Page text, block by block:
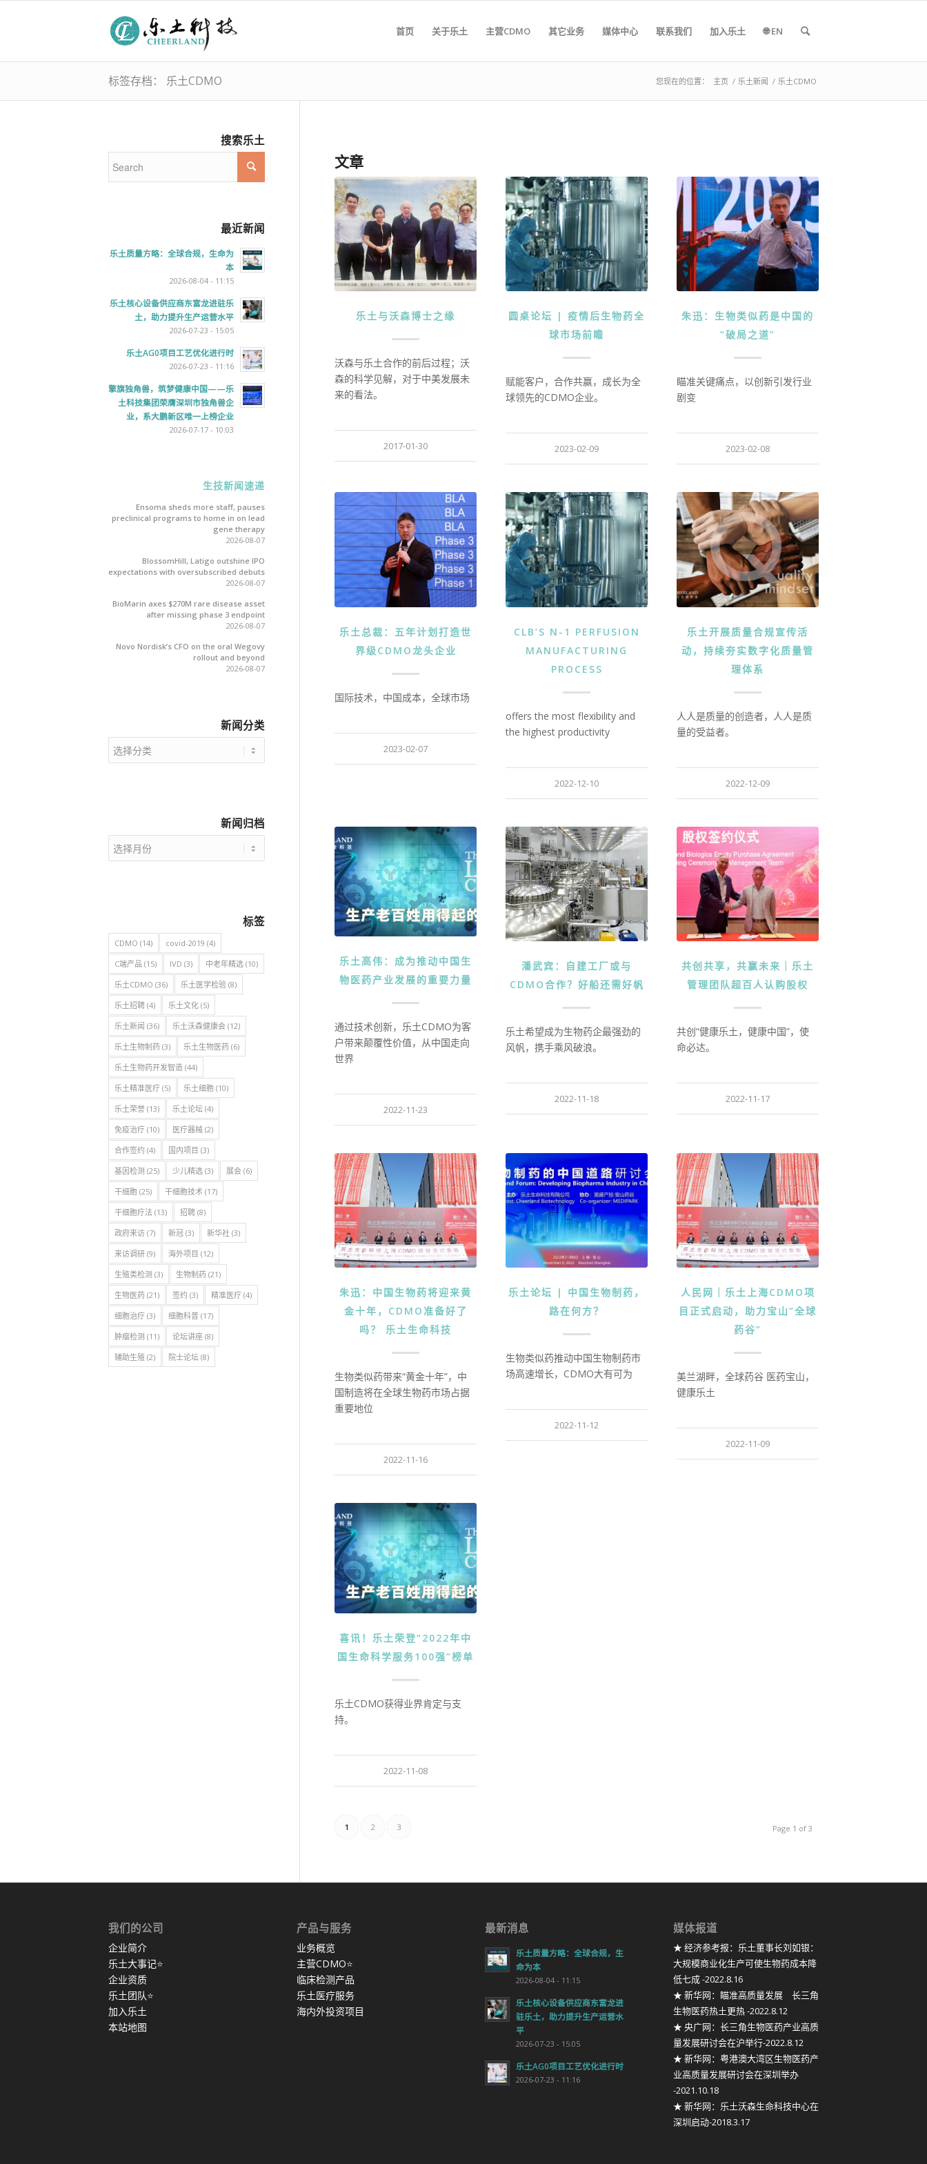
首页 关于乐土 主营CDMO 其它业务 媒体中心 联系我们 加入乐土 🌐 EN
标签存档： 乐土CDMO 您现在的位置： 主页 / 乐土新闻 / 乐土CDMO
文章
乐土与沃森博士之缘
沃森与乐土合作的前后过程；沃
森的科学见解，对于中美发展未
来的看法。
2017-01-30
圆桌论坛 | 疫情后生物药全
球市场前瞻
赋能客户，合作共赢，成长为全
球领先的CDMO企业。
2023-02-09
朱迅：生物类似药是中国的
“破局之道”
瞄准关键痛点，以创新引发行业
剧变
2023-02-08
乐土总裁：五年计划打造世
界级CDMO龙头企业
国际技术，中国成本，全球市场
2023-02-07
CLB’S N-1 PERFUSION
MANUFACTURING
PROCESS
offers the most flexibility and
the highest productivity
2022-12-10
乐土开展质量合规宣传活
动，持续夯实数字化质量管
理体系
人人是质量的创造者，人人是质
量的受益者。
2022-12-09
乐土高伟：成为推动中国生
物医药产业发展的重要力量
通过技术创新，乐土CDMO为客
户带来颠覆性价值，从中国走向
世界
2022-11-23
潘武宾：自建工厂或与
CDMO合作？好船还需好帆
乐土希望成为生物药企最强劲的
风帆，携手乘风破浪。
2022-11-18
共创共享，共赢未来｜乐土
管理团队超百人认购股权
共创“健康乐土，健康中国”，使
命必达。
2022-11-17
朱迅：中国生物药将迎来黄
金十年，CDMO准备好了
吗？ 乐土生命科技
生物类似药带来“黄金十年”，中
国制造将在全球生物药市场占据
重要地位
2022-11-16
乐土论坛 | 中国生物制药，
路在何方？
生物类似药推动中国生物制药市
场高速增长，CDMO大有可为
2022-11-12
人民网｜乐土上海CDMO项
目正式启动，助力宝山“全球
药谷”
美兰湖畔，全球药谷 医药宝山，
健康乐土
2022-11-09
喜讯！乐土荣登“2022年中
国生命科学服务100强”榜单
乐土CDMO获得业界肯定与支
持。
2022-11-08
Page 1 of 3
1 2 3
搜索乐土
最近新闻
乐土质量方略：全球合规，生命为
本
2026-08-04 - 11:15
乐土核心设备供应商东富龙进驻乐
土，助力提升生产运营水平
2026-07-23 - 15:05
乐土AG0项目工艺优化进行时
2026-07-23 - 11:16
擎旗独角兽，筑梦健康中国——乐
土科技集团荣膺深圳市独角兽企
业，系大鹏新区唯一上榜企业
2026-07-17 - 10:03
生技新闻速递
Ensoma sheds more staff, pauses
preclinical programs to home in on lead
gene therapy
2026-08-07
BlossomHill, Latigo outshine IPO
expectations with oversubscribed debuts
2026-08-07
BioMarin axes $270M rare disease asset
after missing phase 3 endpoint
2026-08-07
Novo Nordisk’s CFO on the oral Wegovy
rollout and beyond
2026-08-07
新闻分类
闻
新闻归档
标签
CDMO (14) covid-2019 (4)
C端产品 (15) IVD (3) 中老年精选 (10)
乐土CDMO (36) 乐土医学检验 (8)
乐土招聘 (4) 乐土文化 (5)
乐土新闻 (36) 乐土沃森健康会 (12)
乐土生物制药 (3) 乐土生物医药 (6)
乐土生物药开发智造 (44)
乐土精准医疗 (5) 乐土细胞 (10)
乐土荣誉 (13) 乐土论坛 (4)
免疫治疗 (10) 医疗器械 (2)
合作签约 (4) 国内项目 (3)
基因检测 (25) 少儿精选 (3) 展会 (6)
干细胞 (25) 干细胞技术 (17)
干细胞疗法 (13) 招聘 (8)
政府来访 (7) 新冠 (3) 新华社 (3)
来访调研 (9) 海外项目 (12)
生殖类检测 (3) 生物制药 (21)
生物医药 (21) 签约 (3) 精准医疗 (4)
细胞治疗 (3) 细胞科普 (17)
肿瘤检测 (11) 论坛讲座 (8)
辅助生殖 (2) 院士论坛 (8)
我们的公司
企业简介
乐土大事记⭐
企业资质
乐土团队⭐
加入乐土
本站地图
产品与服务
业务概览
主营CDMO⭐
临床检测产品
乐土医疗服务
海内外投资项目
最新消息
乐土质量方略：全球合规，生
命为本
2026-08-04 - 11:15
乐土核心设备供应商东富龙进
驻乐土，助力提升生产运营水
平
2026-07-23 - 15:05
乐土AG0项目工艺优化进行时
2026-07-23 - 11:16
媒体报道
★ 经济参考报：乐土董事长刘如银：
大规模商业化生产可使生物药成本降
低七成 -2022.8.16
★ 新华网：瞄准高质量发展 长三角
生物医药热土更热 -2022.8.12
★ 央广网：长三角生物医药产业高质
量发展研讨会在沪举行-2022.8.12
★ 新华网：粤港澳大湾区生物医药产
业高质量发展研讨会在深圳举办
-2021.10.18
★ 新华网：乐土沃森生命科技中心在
深圳启动-2018.3.17